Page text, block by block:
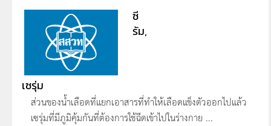
ซี
รัม,
เซรุ่ม
ส่วนของน้ำเลือดที่แยกเอาสารที่ทำให้เลือดแข็งตัวออกไปแล้ว
เซรุ่มที่มีภูมิคุ้มกันที่ต้องการใช้ฉีดเข้าไปในร่างกาย ...